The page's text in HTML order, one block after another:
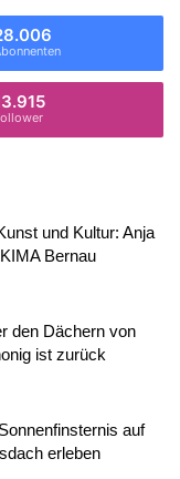
und Kultur: Anja
Bernau
den Dächern von
ist zurück
auf
erleben